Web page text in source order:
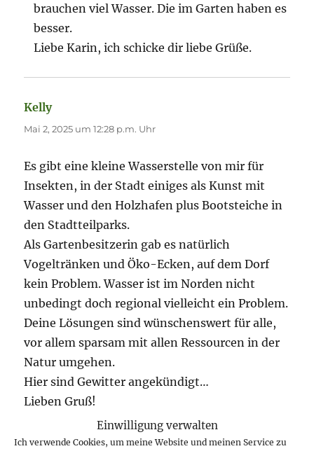
Einwilligung verwalten
Ich verwende Cookies, um meine Website und meinen Service zu
brauchen viel Wasser. Die im Garten haben es
besser.
Liebe Karin, ich schicke dir liebe Grüße.
Kellysagt:
Mai 2, 2025 um 12:28 p.m. Uhr
Es gibt eine kleine Wasserstelle von mir für
Insekten, in der Stadt einiges als Kunst mit
Wasser und den Holzhafen plus Bootsteiche in
den Stadtteilparks.
Als Gartenbesitzerin gab es natürlich
Vogeltränken und Öko-Ecken, auf dem Dorf
kein Problem. Wasser ist im Norden nicht
unbedingt doch regional vielleicht ein Problem.
Deine Lösungen sind wünschenswert für alle,
vor allem sparsam mit allen Ressourcen in der
Natur umgehen.
Hier sind Gewitter angekündigt…
Lieben Gruß!